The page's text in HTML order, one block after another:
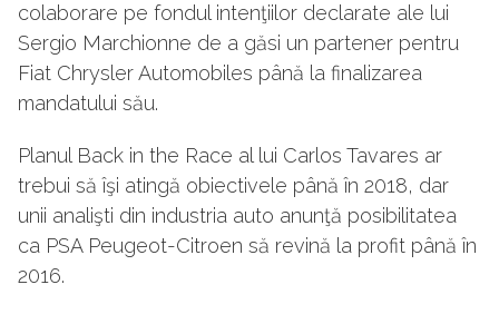
colaborare pe fondul intenţiilor declarate ale lui
Sergio Marchionne de a găsi un partener pentru
Fiat Chrysler Automobiles până la finalizarea
mandatului său.
Planul Back in the Race al lui Carlos Tavares ar
trebui să îşi atingă obiectivele până în 2018, dar
unii analişti din industria auto anunţă posibilitatea
ca PSA Peugeot-Citroen să revină la profit până în
2016.